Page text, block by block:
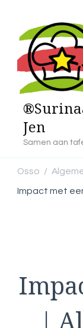
Jen
Samen aan
Osso /
Impact met
|